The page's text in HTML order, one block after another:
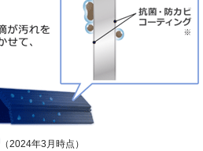
（2024年3月時点）